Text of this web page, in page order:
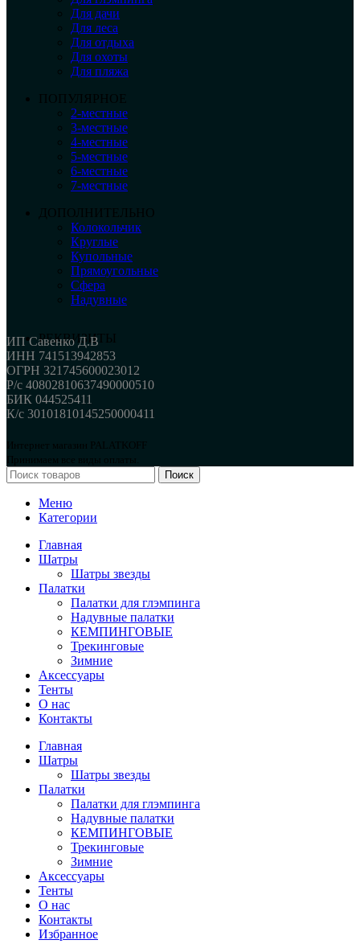
Для дачи
Для леса
Для отдыха
Для охоты
Для пляжа
ПОПУЛЯРНОЕ
2-местные
3-местные
4-местные
5-местные
6-местные
7-местные
ДОПОЛНИТЕЛЬНО
Колокольчик
Круглые
Купольные
Прямоугольные
Сфера
Надувные
РЕКВИЗИТЫ
ИП Савенко Д.В
ИНН 741513942853
ОГРН 321745600023012
Р/с 40802810637490000510
БИК 044525411
К/с 30101810145250000411
Интернет магазин PALATKOFF
Принимаем все виды оплаты.
Поиск
Меню
Категории
Главная
Шатры
Шатры звезды
Палатки
Палатки для глэмпинга
Надувные палатки
КЕМПИНГОВЫЕ
Трекинговые
Зимние
Аксессуары
Тенты
О нас
Контакты
Главная
Шатры
Шатры звезды
Палатки
Палатки для глэмпинга
Надувные палатки
КЕМПИНГОВЫЕ
Трекинговые
Зимние
Аксессуары
Тенты
О нас
Контакты
Избранное